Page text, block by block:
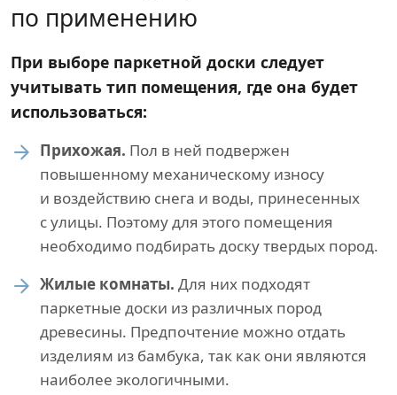
по применению
При выборе паркетной доски следует
учитывать тип помещения, где она будет
использоваться:
Прихожая. Пол в ней подвержен
повышенному механическому износу
и воздействию снега и воды, принесенных
с улицы. Поэтому для этого помещения
необходимо подбирать доску твердых пород.
Жилые комнаты. Для них подходят
паркетные доски из различных пород
древесины. Предпочтение можно отдать
изделиям из бамбука, так как они являются
наиболее экологичными.